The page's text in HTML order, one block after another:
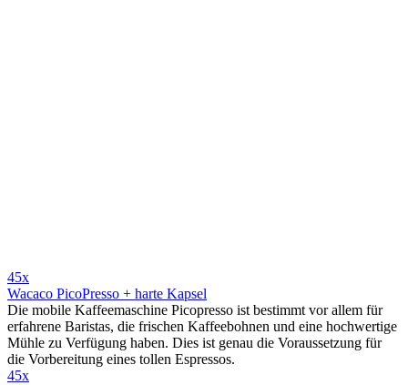
45x
Wacaco PicoPresso + harte Kapsel
Die mobile Kaffeemaschine Picopresso ist bestimmt vor allem für
erfahrene Baristas, die frischen Kaffeebohnen und eine hochwertige
Mühle zu Verfügung haben. Dies ist genau die Voraussetzung für
die Vorbereitung eines tollen Espressos.
45x